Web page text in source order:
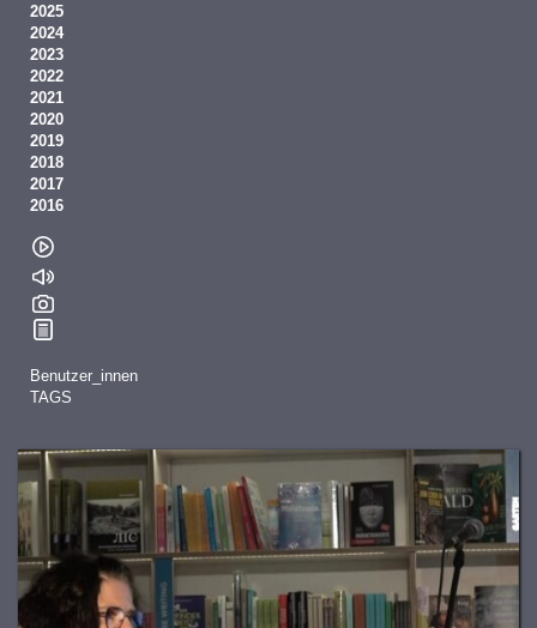
2025
2024
2023
2022
2021
2020
2019
2018
2017
2016
Benutzer_innen
TAGS